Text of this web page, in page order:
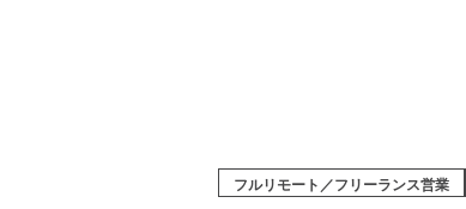
フルリモート／フリーランス営業